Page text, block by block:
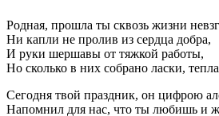
Родная, прошла ты сквозь жизни
Ни капли не пролив из сердца добра,
И руки шершавы от тяжкой работы,
Но сколько в них собрано ласки,
Сегодня твой праздник, он цифрою
Напомнил для нас, что ты любишь и